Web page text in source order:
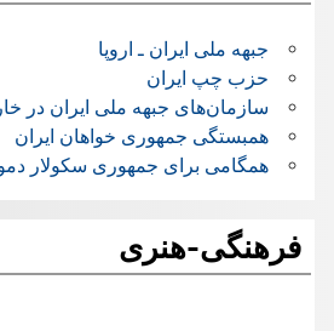
جبهه ملی ایران ـ اروپا
حزب چپ ایران
سازمان‌های جبهه ملی ایران در
همبستگی جمهوری خواهان ایران
همگامی برای جمهوری سکولار
فرهنگی-هنری